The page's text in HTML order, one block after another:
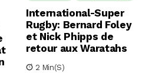
International-Super
Rugby: Bernard Foley
et Nick Phipps de
retour aux Waratahs
2 Min(s)